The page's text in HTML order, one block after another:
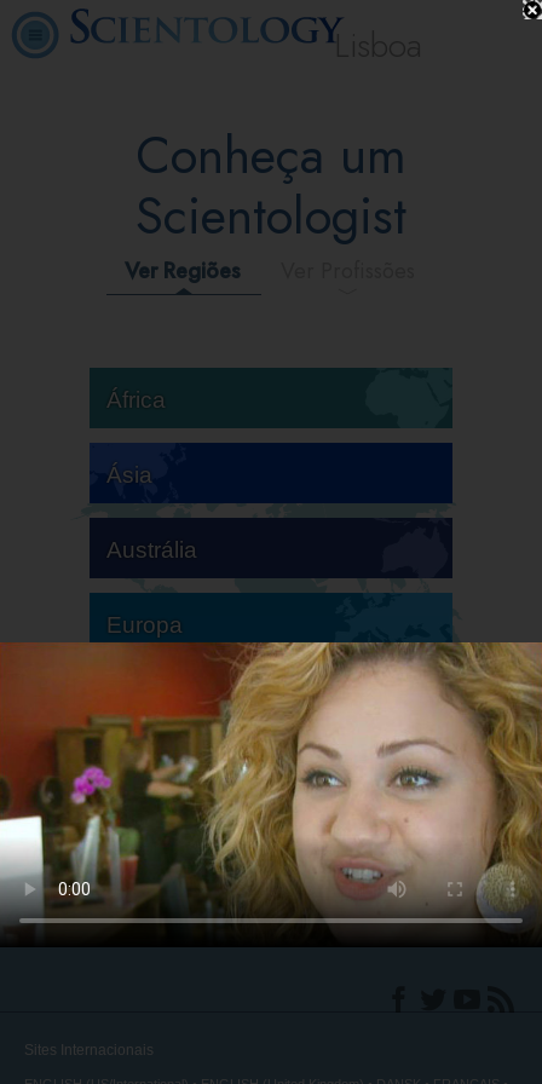
Lisboa
Conheça um
Scientologist
Ver Regiões
África
Ásia
Austrália
Europa
América do Sul
América do Norte
Sites Internacionais